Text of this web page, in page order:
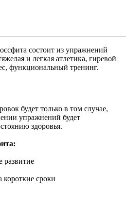
состоит из упражнений
и легкая атлетика, гиревой
функциональный тренинг.
будет только в том случае,
упражнений будет
здоровья.
развитие
сроки